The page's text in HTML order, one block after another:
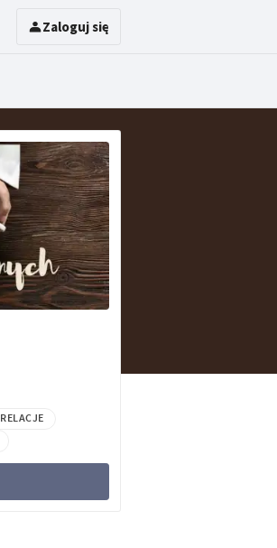
Zaloguj się
RELACJE